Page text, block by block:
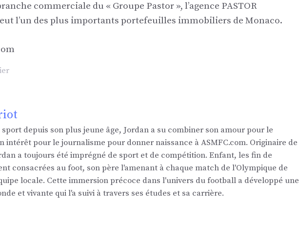
commerciale du « Groupe Pastor », l’agence PASTOR
l’un des plus importants portefeuilles immobiliers de Monaco.
sport depuis son plus jeune âge, Jordan a su combiner son amour pour le
intérêt pour le journalisme pour donner naissance à ASMFC.com. Originaire de
a toujours été imprégné de sport et de compétition. Enfant, les fin de
consacrées au foot, son père l'amenant à chaque match de l'Olympique de
locale. Cette immersion précoce dans l'univers du football a développé une
et vivante qui l'a suivi à travers ses études et sa carrière.